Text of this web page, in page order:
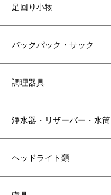
足回り小物
バックパック・サック
調理器具
浄水器・リザーバー・水筒
ヘッドライト類